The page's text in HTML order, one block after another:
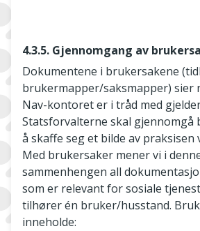
4.3.5. Gjennomgang av
Dokumentene i brukersakene
brukermapper/saksmapper) sier
Nav-kontoret er i tråd med
Statsforvalterne skal
å skaffe seg et bilde av praksisen
Med brukersaker mener vi i
sammenhengen all
som er relevant for sosiale
tilhører én bruker/husstand.
inneholde: